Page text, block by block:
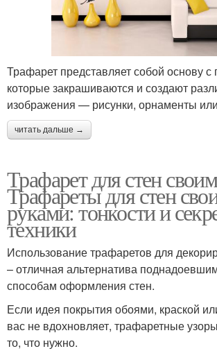
Трафарет представляет собой основу с
которые закрашиваются и создают
изображения — рисунки, орнаменты
читать дальше →
Трафарет для стен
Трафареты для стен
руками: тонкости и
техники
Использование трафаретов для
– отличная альтернатива
способам оформления стен.
Если идея покрытия обоями, краской
вас не вдохновляет, трафаретные
то, что нужно.